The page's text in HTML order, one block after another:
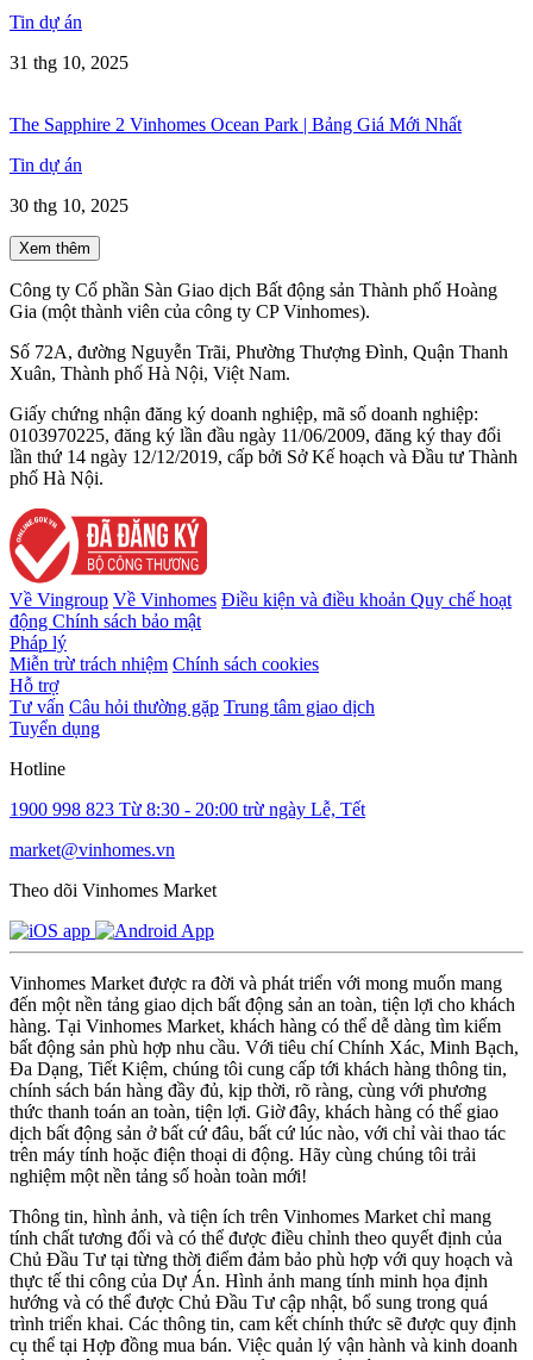
Tin dự án
31 thg 10, 2025
The Sapphire 2 Vinhomes Ocean Park | Bảng Giá Mới Nhất
Tin dự án
30 thg 10, 2025
Xem thêm
Công ty Cổ phần Sàn Giao dịch Bất động sản Thành phố Hoàng
Gia (một thành viên của công ty CP Vinhomes).
Số 72A, đường Nguyễn Trãi, Phường Thượng Đình, Quận Thanh
Xuân, Thành phố Hà Nội, Việt Nam.
Giấy chứng nhận đăng ký doanh nghiệp, mã số doanh nghiệp:
0103970225, đăng ký lần đầu ngày 11/06/2009, đăng ký thay đổi
lần thứ 14 ngày 12/12/2019, cấp bởi Sở Kế hoạch và Đầu tư Thành
phố Hà Nội.
Về Vingroup Về Vinhomes Điều kiện và điều khoản Quy chế hoạt
động Chính sách bảo mật
Pháp lý
Miễn trừ trách nhiệm Chính sách cookies
Hỗ trợ
Tư vấn Câu hỏi thường gặp Trung tâm giao dịch
Tuyển dụng
Hotline
1900 998 823 Từ 8:30 - 20:00 trừ ngày Lễ, Tết
market@vinhomes.vn
Theo dõi Vinhomes Market
Vinhomes Market được ra đời và phát triển với mong muốn mang
đến một nền tảng giao dịch bất động sản an toàn, tiện lợi cho khách
hàng. Tại Vinhomes Market, khách hàng có thể dễ dàng tìm kiếm
bất động sản phù hợp nhu cầu. Với tiêu chí Chính Xác, Minh Bạch,
Đa Dạng, Tiết Kiệm, chúng tôi cung cấp tới khách hàng thông tin,
chính sách bán hàng đầy đủ, kịp thời, rõ ràng, cùng với phương
thức thanh toán an toàn, tiện lợi. Giờ đây, khách hàng có thể giao
dịch bất động sản ở bất cứ đâu, bất cứ lúc nào, với chỉ vài thao tác
trên máy tính hoặc điện thoại di động. Hãy cùng chúng tôi trải
nghiệm một nền tảng số hoàn toàn mới!
Thông tin, hình ảnh, và tiện ích trên Vinhomes Market chỉ mang
tính chất tương đối và có thể được điều chỉnh theo quyết định của
Chủ Đầu Tư tại từng thời điểm đảm bảo phù hợp với quy hoạch và
thực tế thi công của Dự Án. Hình ảnh mang tính minh họa định
hướng và có thể được Chủ Đầu Tư cập nhật, bổ sung trong quá
trình triển khai. Các thông tin, cam kết chính thức sẽ được quy định
cụ thể tại Hợp đồng mua bán. Việc quản lý vận hành và kinh doanh